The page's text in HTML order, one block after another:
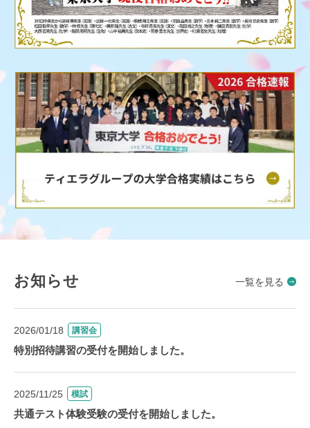
お知らせ 一覧を見る
2026/01/18 講習会
特別招待講習の受付を開始しました。
2025/11/25 模試
共通テスト体験受験の受付を開始しました。